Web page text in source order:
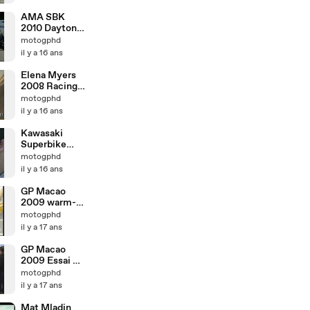
AMA SBK
2010 Daytona
race2
2lastlaps
motogphd
il y a 16 ans
Elena Myers
2008 Racing
Promo
motogphd
il y a 16 ans
Kawasaki
Superbike
Racing Team
2010
motogphd
il y a 16 ans
GP Macao
2009 warm-
up et course
motogphd
il y a 17 ans
GP Macao
2009 Essai et
Qualif
motogphd
il y a 17 ans